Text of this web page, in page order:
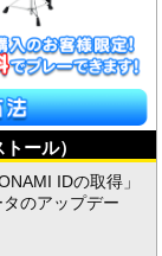
ール）
IDの取得」
のアップデー